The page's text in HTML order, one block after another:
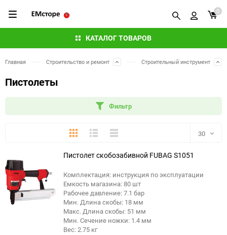
КАТАЛОГ ТОВАРОВ
0
Главная Строительство и ремонт Строительный инструмент
Пистолеты
Фильтр
ПлиткаПодробноКомпактно 30
30
60
Пистолет скобозабивной FUBAG S1051
Комплектация: инструкция по эксплуатации
Емкость магазина: 80 шт
Рабочее давление: 7.1 бар
Мин. Длина скобы: 18 мм
Макс. Длина скобы: 51 мм
Мин. Сечение ножки: 1.4 мм
Вес: 2.75 кг